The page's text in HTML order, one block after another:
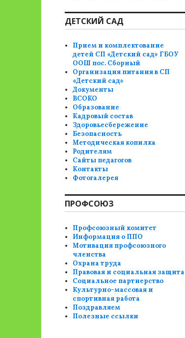
ДЕТСКИЙ САД
Прием и комплектование
детей СП «Детский сад» ГБОУ
ООШ пос. Сборный
Организация питания в СП
«Детский сад»
Документы
ВСОКО
Образование
Кадровый состав
Здоровьесбережение
Безопасность
Методическая копилка
Родителям
Сайты педагогов
Контакты
Фотогалерея
ПРОФСОЮЗ
Профсоюзный комитет
Информация о ППО
Мотивация профсоюзного
членства
Охрана труда
Правовая и социальная защита
Социальное партнерство
Культурно-массовая и
спортивная работа
Поздравляем
Полезные ссылки